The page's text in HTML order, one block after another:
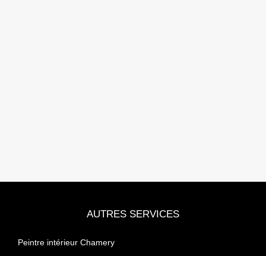
AUTRES SERVICES
Peintre intérieur Chamery